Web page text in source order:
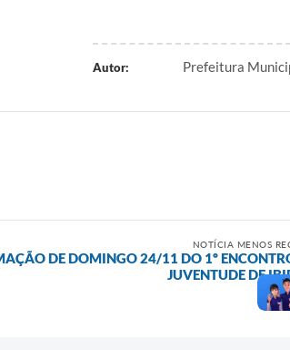
Autor: Prefeitura
NOTÍCIA MENOS
DE DOMINGO 24/11 DO 1º
JUVENTUDE DE